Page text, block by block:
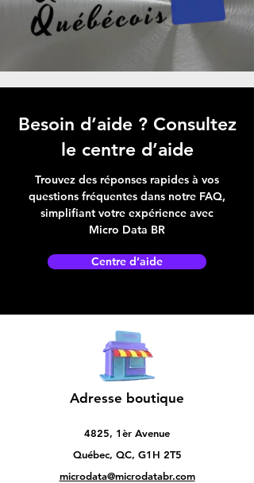
Besoin d’aide ? Consultez
le centre d’aide
Trouvez des réponses rapides à vos
questions fréquentes dans notre FAQ,
simplifiant votre expérience avec
Micro Data BR
Centre d’aide
Adresse boutique
4825, 1èr Avenue
Québec, QC, G1H 2T5
microdata@microdatabr.com